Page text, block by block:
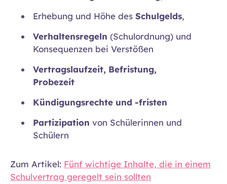
Erhebung und Höhe des Schulgelds,
Verhaltensregeln (Schulordnung) und
Konsequenzen bei Verstößen
Vertragslaufzeit, Befristung,
Probezeit
Kündigungsrechte und -fristen
Partizipation von Schülerinnen und
Schülern
Zum Artikel: Fünf wichtige Inhalte, die in einem
Schulvertrag geregelt sein sollten